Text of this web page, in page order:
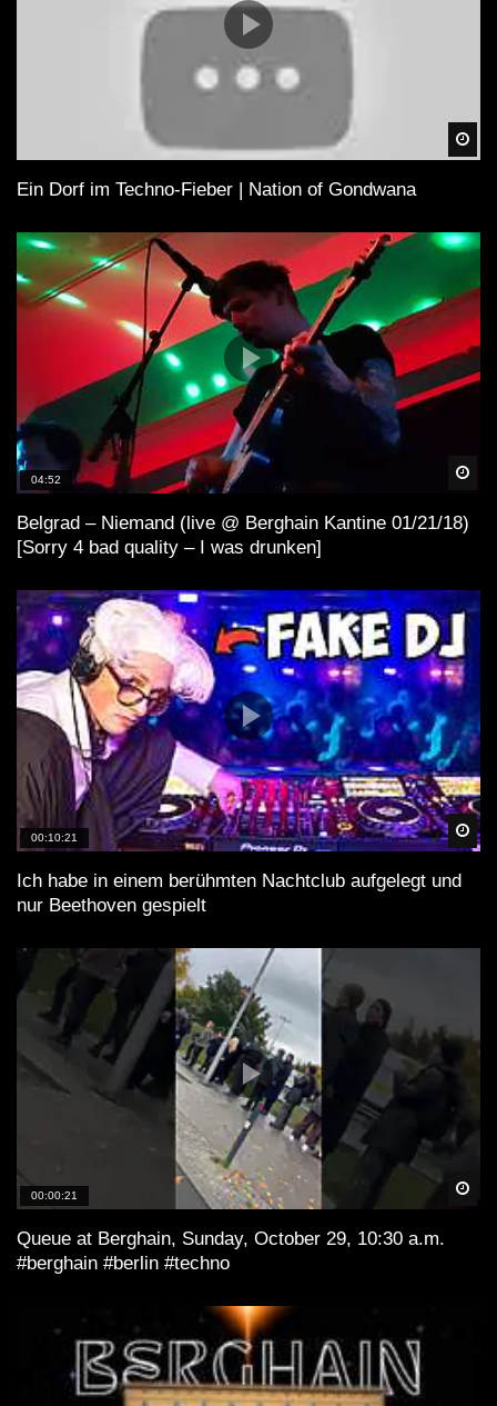
Ein Dorf im Techno-Fieber | Nation of Gondwana
04:52
Belgrad – Niemand (live @ Berghain Kantine 01/21/18)
[Sorry 4 bad quality – I was drunken]
00:10:21
Ich habe in einem berühmten Nachtclub aufgelegt und
nur Beethoven gespielt
00:00:21
Queue at Berghain, Sunday, October 29, 10:30 a.m.
#berghain #berlin #techno